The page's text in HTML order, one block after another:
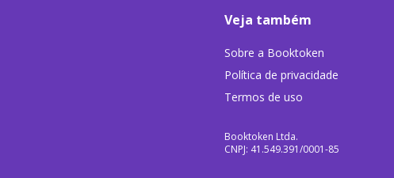
Veja também
Sobre a Booktoken
Política de privacidade
Termos de uso
Booktoken Ltda.
CNPJ: 41.549.391/0001-85